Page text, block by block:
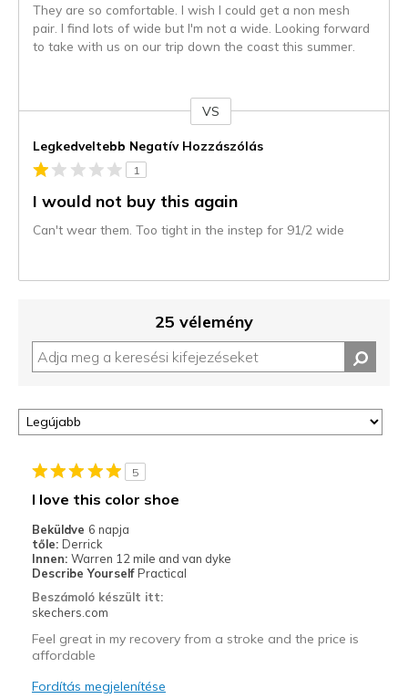
They are so comfortable. I wish I could get a non mesh
pair. I find lots of wide but I'm not a wide. Looking forward
to take with us on our trip down the coast this summer.
VS
Legkedveltebb Negatív Hozzászólás
1
I would not buy this again
Can't wear them. Too tight in the instep for 91/2 wide
25 vélemény
5
I love this color shoe
Beküldve 6 napja
tőle: Derrick
Innen: Warren 12 mile and van dyke
Describe Yourself Practical
Beszámoló készült itt:
skechers.com
Feel great in my recovery from a stroke and the price is
affordable
Fordítás megjelenítése